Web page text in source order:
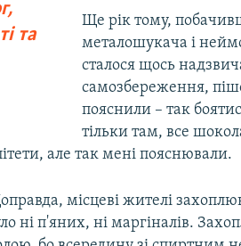
та
Ще рік тому,
металошукача і
сталося щось
самозбереження,
пояснили – так
тільки там, все
але так мені пояснювали.
місцеві жителі
ні п'яних, ні маргіналів.